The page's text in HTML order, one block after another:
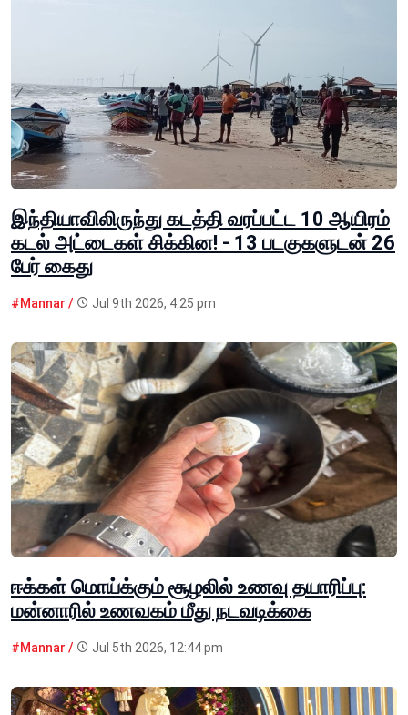
இந்தியாவிலிருந்து கடத்தி வரப்பட்ட 10 ஆயிரம்
கடல் அட்டைகள் சிக்கின! - 13 படகுகளுடன் 26
பேர் கைது
#Mannar / Jul 9th 2026, 4:25 pm
ஈக்கள் மொய்க்கும் சூழலில் உணவு தயாரிப்பு:
மன்னாரில் உணவகம் மீது நடவடிக்கை
#Mannar / Jul 5th 2026, 12:44 pm